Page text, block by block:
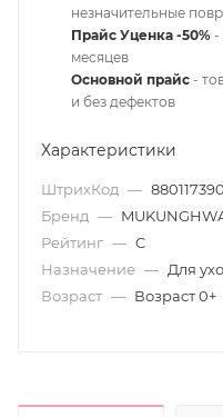
незначительные
Прайс Уценка -50% -
месяцев
Основной прайс -
и без дефектов
Характеристики
ШтрихКод —
Бренд —
Рейтинг — C
Назначение — Для
Возраст — Возраст 0+